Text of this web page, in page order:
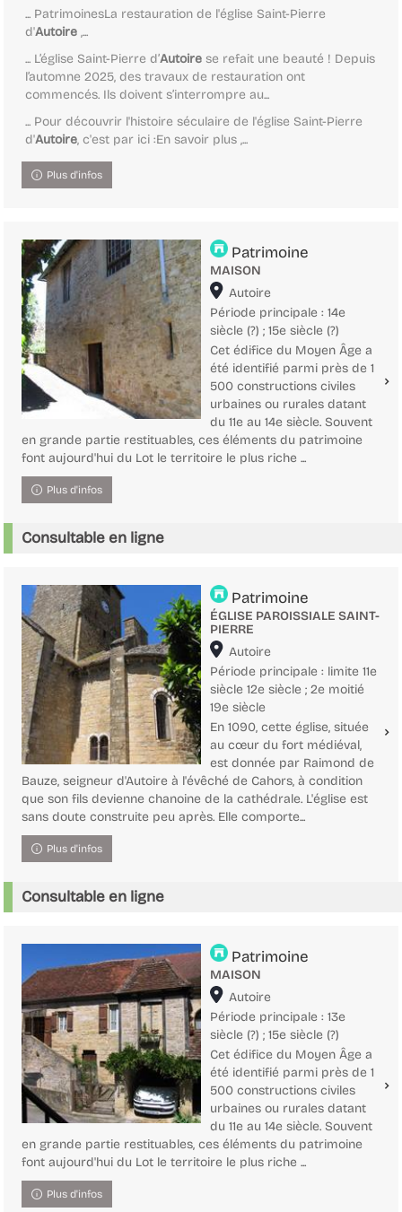
... PatrimoinesLa restauration de l'église Saint-Pierre
d'Autoire ,...
... L’église Saint-Pierre d’Autoire se refait une beauté ! Depuis
l’automne 2025, des travaux de restauration ont
commencés. Ils doivent s’interrompre au...
... Pour découvrir l'histoire séculaire de l'église Saint-Pierre
d'Autoire, c'est par ici :En savoir plus ,...
Plus d'infos
Patrimoine
MAISON
Localisation
Autoire
Période principale : 14e
siècle (?) ; 15e siècle (?)
Cet édifice du Moyen Âge a
été identifié parmi près de 1
500 constructions civiles
urbaines ou rurales datant
du 11e au 14e siècle. Souvent
en grande partie restituables, ces éléments du patrimoine
font aujourd'hui du Lot le territoire le plus riche ...
Plus d'infos
Consultable en ligne
Patrimoine
ÉGLISE PAROISSIALE SAINT-
PIERRE
Localisation
Autoire
Période principale : limite 11e
siècle 12e siècle ; 2e moitié
19e siècle
En 1090, cette église, située
au cœur du fort médiéval,
est donnée par Raimond de
Bauze, seigneur d'Autoire à l'évêché de Cahors, à condition
que son fils devienne chanoine de la cathédrale. L'église est
sans doute construite peu après. Elle comporte...
Plus d'infos
Consultable en ligne
Patrimoine
MAISON
Localisation
Autoire
Période principale : 13e
siècle (?) ; 15e siècle (?)
Cet édifice du Moyen Âge a
été identifié parmi près de 1
500 constructions civiles
urbaines ou rurales datant
du 11e au 14e siècle. Souvent
en grande partie restituables, ces éléments du patrimoine
font aujourd'hui du Lot le territoire le plus riche ...
Plus d'infos